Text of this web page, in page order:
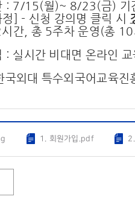
: 7/15(월)~ 8/23(금) 기
] - 신청 강의명 클릭 시
간, 총 5주차 운영(총 10
: 실시간 비대면 온라인
외대 특수외국어교육진
1. 회원가입.pdf